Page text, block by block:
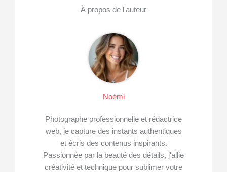
À propos de l'auteur
Noémi
Photographe professionnelle et rédactrice
web, je capture des instants authentiques
et écris des contenus inspirants.
Passionnée par la beauté des détails, j'allie
créativité et technique pour sublimer votre